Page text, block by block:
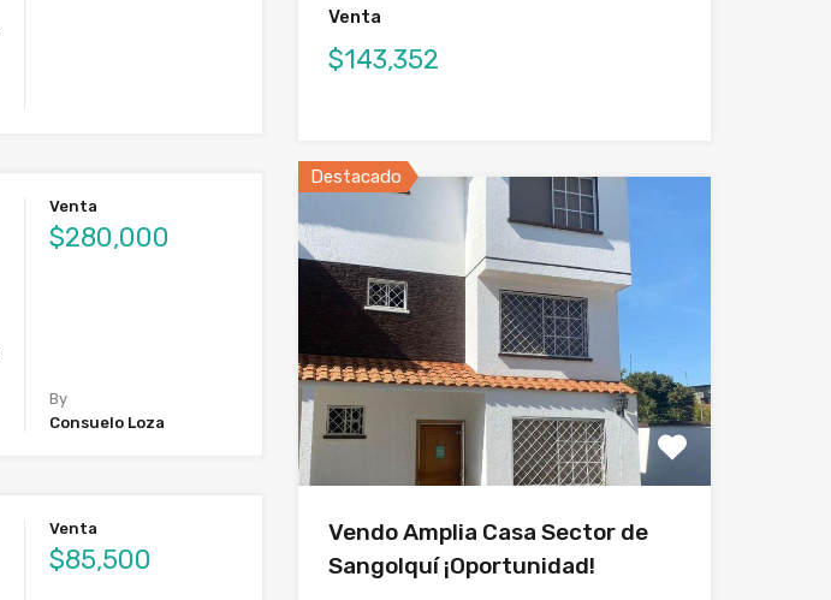
Venta
$280,000
By
Consuelo Loza
Venta
$85,500
Venta
$143,352
Destacado
Vendo Amplia Casa Sector de
Sangolquí ¡Oportunidad!